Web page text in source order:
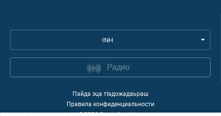
INH
Радио
Пайда эца тIадожадаьраш
Правила конфиденциальности
©2026Quran Academy